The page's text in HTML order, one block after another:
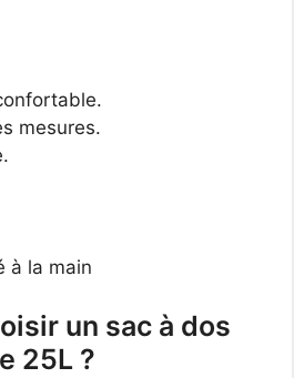
mesures.
à la main
un sac à dos
25L ?